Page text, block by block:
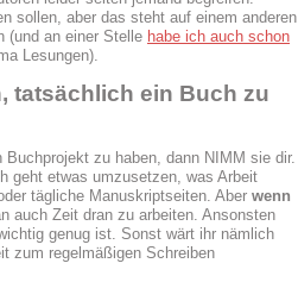
sollen, aber das steht auf einem anderen
(und an einer Stelle habe ich auch schon
Lesungen).
tatsächlich ein Buch zu
zu haben, dann NIMM sie dir.
geht etwas umzusetzen, was Arbeit
tägliche Manuskriptseiten. Aber wenn
auch Zeit dran zu arbeiten. Ansonsten
genug ist. Sonst wärt ihr nämlich
zum regelmäßigen Schreiben